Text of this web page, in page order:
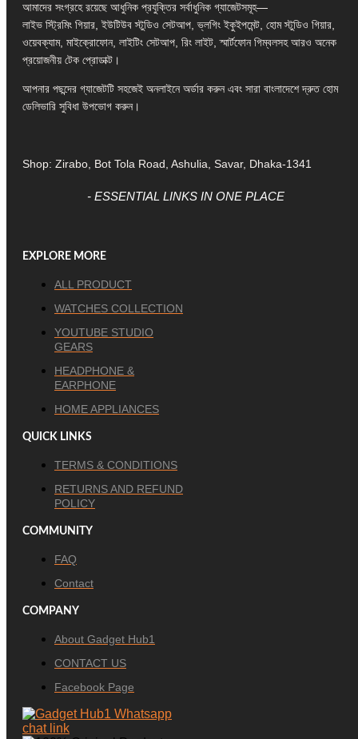
আমাদের সংগ্রহে রয়েছে আধুনিক প্রযুক্তির সর্বাধুনিক গ্যাজেটসমূহ—
লাইভ স্ট্রিমিং গিয়ার, ইউটিউব স্টুডিও সেটআপ, ভ্লগিং ইকুইপমেন্ট, হোম স্টুডিও গিয়ার,
ওয়েবক্যাম, মাইক্রোফোন, লাইটিং সেটআপ, রিং লাইট, স্মার্টফোন গিম্বলসহ আরও অনেক
প্রয়োজনীয় টেক প্রোডাক্ট।
আপনার পছন্দের গ্যাজেটটি সহজেই অনলাইনে অর্ডার করুন এবং সারা বাংলাদেশে দ্রুত হোম
ডেলিভারি সুবিধা উপভোগ করুন।
Shop: Zirabo, Bot Tola Road, Ashulia, Savar, Dhaka-1341
- ESSENTIAL LINKS IN ONE PLACE
EXPLORE MORE
ALL PRODUCT
WATCHES COLLECTION
YOUTUBE STUDIO
GEARS
HEADPHONE &
EARPHONE
HOME APPLIANCES
QUICK LINKS
TERMS & CONDITIONS
RETURNS AND REFUND
POLICY
COMMUNITY
FAQ
Contact
COMPANY
About Gadget Hub1
CONTACT US
Facebook Page